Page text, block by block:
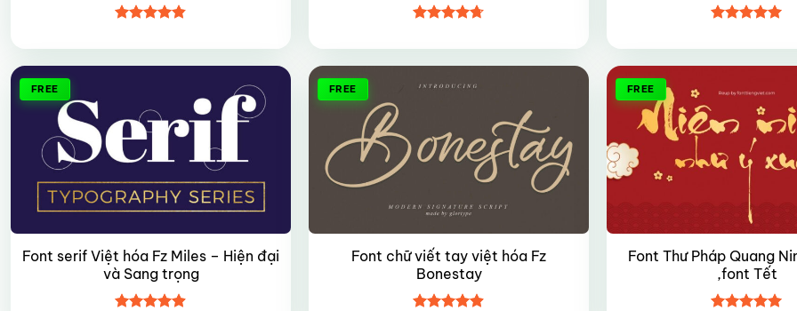
hạng4.85
hạng4.75
hạng55
FREE
Font serif Việt hóa Fz Miles – Hiện đại
và Sang trọng
FREE
Font chữ viết tay việt hóa Fz
Bonestay
FREE
Font Thư Pháp Quang
,font Tết